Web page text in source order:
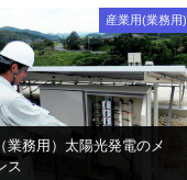
産業用(業務用)
業務用）太陽光発電のメ
ス